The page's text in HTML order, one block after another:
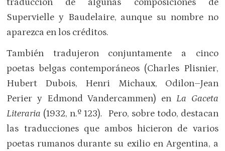
traducción de algunas composiciones de
Supervielle y Baudelaire, aunque su nombre no
aparezca en los créditos.
También tradujeron conjuntamente a cinco
poetas belgas contemporáneos (Charles Plisnier,
Hubert Dubois, Henri Michaux, Odilon–Jean
Perier y Edmond Vandercammen) en La Gaceta
Literaria (1932, n.º 123).
Pero, sobre todo, destacan
las traducciones que ambos hicieron de varios
poetas rumanos durante su exilio en Argentina, a